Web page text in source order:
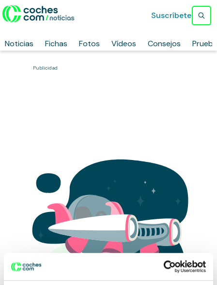
Noticias Fichas Fotos Vídeos Consejos
Suscríbete
Publicidad